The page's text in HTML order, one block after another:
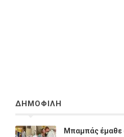
ΔΗΜΟΦΙΛΗ
Μπαμπάς έμαθε